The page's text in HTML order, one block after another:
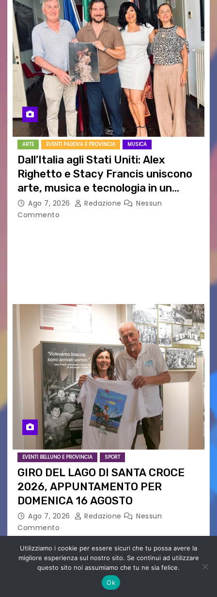
ARTE EVENTI PADOVA E PROVINCIA MUSICA
Dall’Italia agli Stati Uniti: Alex
Righetto e Stacy Francis uniscono
arte, musica e tecnologia in un
nuovo progetto internazionale”
Ago 7, 2026 Redazione
Nessun
Commento
EVENTI BELLUNO E PROVINCIA SPORT
GIRO DEL LAGO DI SANTA CROCE
2026, APPUNTAMENTO PER
DOMENICA 16 AGOSTO
Ago 7, 2026 Redazione
Nessun
Commento
proposto dal Comitato Alpago 2 Ruote &
Solidarietà, il cui ricavato andrà a Via di Natale,
Associazione Cucchini e Alpago Solidale. Sulla
Utilizziamo i cookie per essere sicuri che tu possa avere la
migliore esperienza sul nostro sito. Se continui ad utilizzare
questo sito noi assumiamo che tu ne sia felice.
Ok